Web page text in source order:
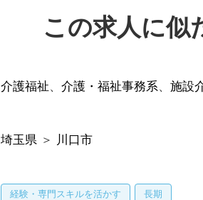
この求人に似
介護福祉、 介護・福祉事務系、 施設
埼玉県 ＞ 川口市
経験・専門スキルを活かす 長期